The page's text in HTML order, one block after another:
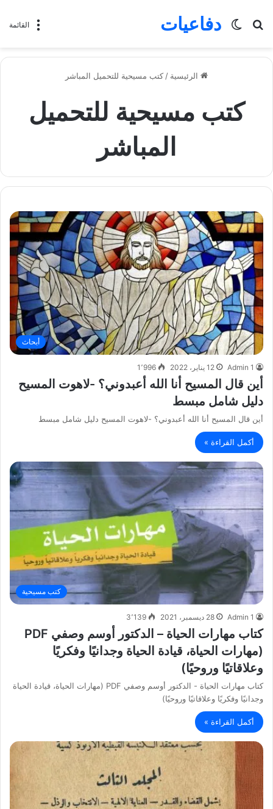
القائمة دفاعيات
بحث
الوضع
الرئيسية / كتب مسيحية للتحميل المباشر
كتب مسيحية للتحميل
المباشر
أبحاث
Admin 1 12 يناير، 2022 1٬996
أين قال المسيح أنا الله أعبدوني؟ -لاهوت المسيح
دليل شامل مبسط
أين قال المسيح أنا الله أعبدوني؟ -لاهوت المسيح دليل شامل مبسط
أكمل القراءة »
كتب مسيحية
Admin 1 28 ديسمبر، 2021 3٬139
كتاب مهارات الحياة – الدكتور أوسم وصفي PDF
(مهارات الحياة، قيادة الحياة وجدانيًا وفكريًا
وعلاقاتيًا وروحيًا)
كتاب مهارات الحياة - الدكتور أوسم وصفي PDF (مهارات الحياة، قيادة الحياة
وجدانيًا وفكريًا وعلاقاتيًا وروحيًا)
أكمل القراءة »